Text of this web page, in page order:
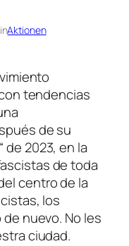
inAktionen
tendencias
de su
de 2023, en la
de toda
centro de la
los
nuevo. No les
ciudad.